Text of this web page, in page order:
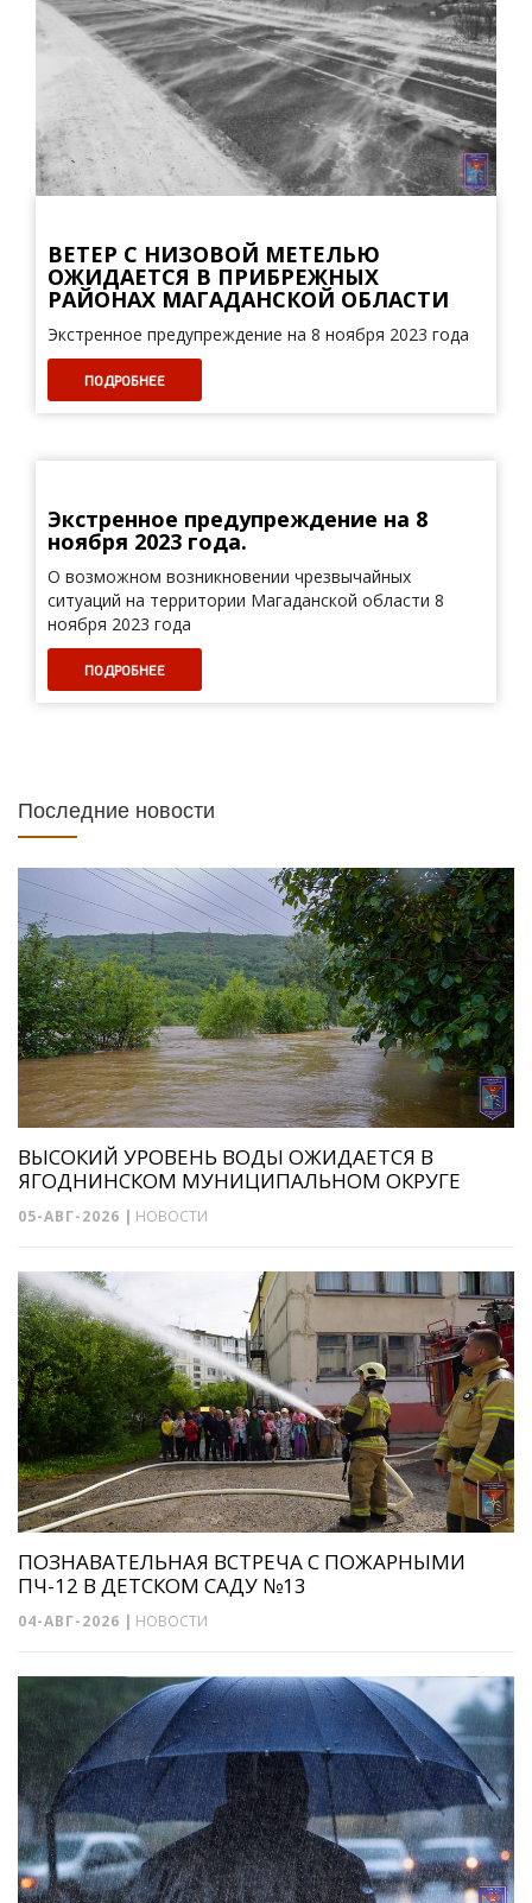
ВЕТЕР С НИЗОВОЙ МЕТЕЛЬЮ
ОЖИДАЕТСЯ В ПРИБРЕЖНЫХ
РАЙОНАХ МАГАДАНСКОЙ ОБЛАСТИ
Экстренное предупреждение на 8 ноября 2023 года
ПОДРОБНЕЕ
Экстренное предупреждение на 8
ноября 2023 года.
О возможном возникновении чрезвычайных
ситуаций на территории Магаданской области 8
ноября 2023 года
ПОДРОБНЕЕ
Последние новости
ВЫСОКИЙ УРОВЕНЬ ВОДЫ ОЖИДАЕТСЯ В
ЯГОДНИНСКОМ МУНИЦИПАЛЬНОМ ОКРУГЕ
05-АВГ-2026 | НОВОСТИ
ПОЗНАВАТЕЛЬНАЯ ВСТРЕЧА С ПОЖАРНЫМИ
ПЧ-12 В ДЕТСКОМ САДУ №13
04-АВГ-2026 | НОВОСТИ